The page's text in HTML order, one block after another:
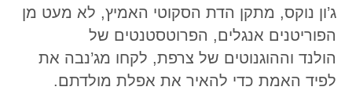
ג’ון נוקס, מתקן הדת הסקוטי האמיץ, לא מעט מן
הפוריטנים אנגלים, הפרוטסטנטים של
הולנד וההוגנוטים של צרפת, לקחו מג’נבה את
לפיד האמת כדי להאיר את אפלת מולדתם.